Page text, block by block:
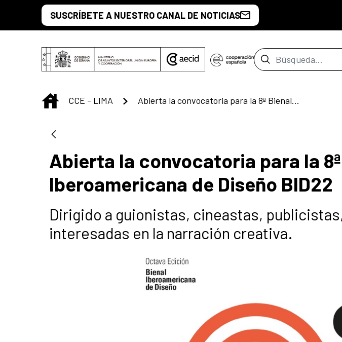
Saltar al contenido principal
SUSCRÍBETE A NUESTRO CANAL DE NOTICIAS
Barra de
INICIO
CCE - LIMA Abierta la convocatoria para la 8ª Bienal Iberoamericana de Diseño BID22
Abierta la convocatoria para la
Iberoamericana de Diseño BID22
Dirigido a guionistas, cineastas,
interesadas en la narración creativa.